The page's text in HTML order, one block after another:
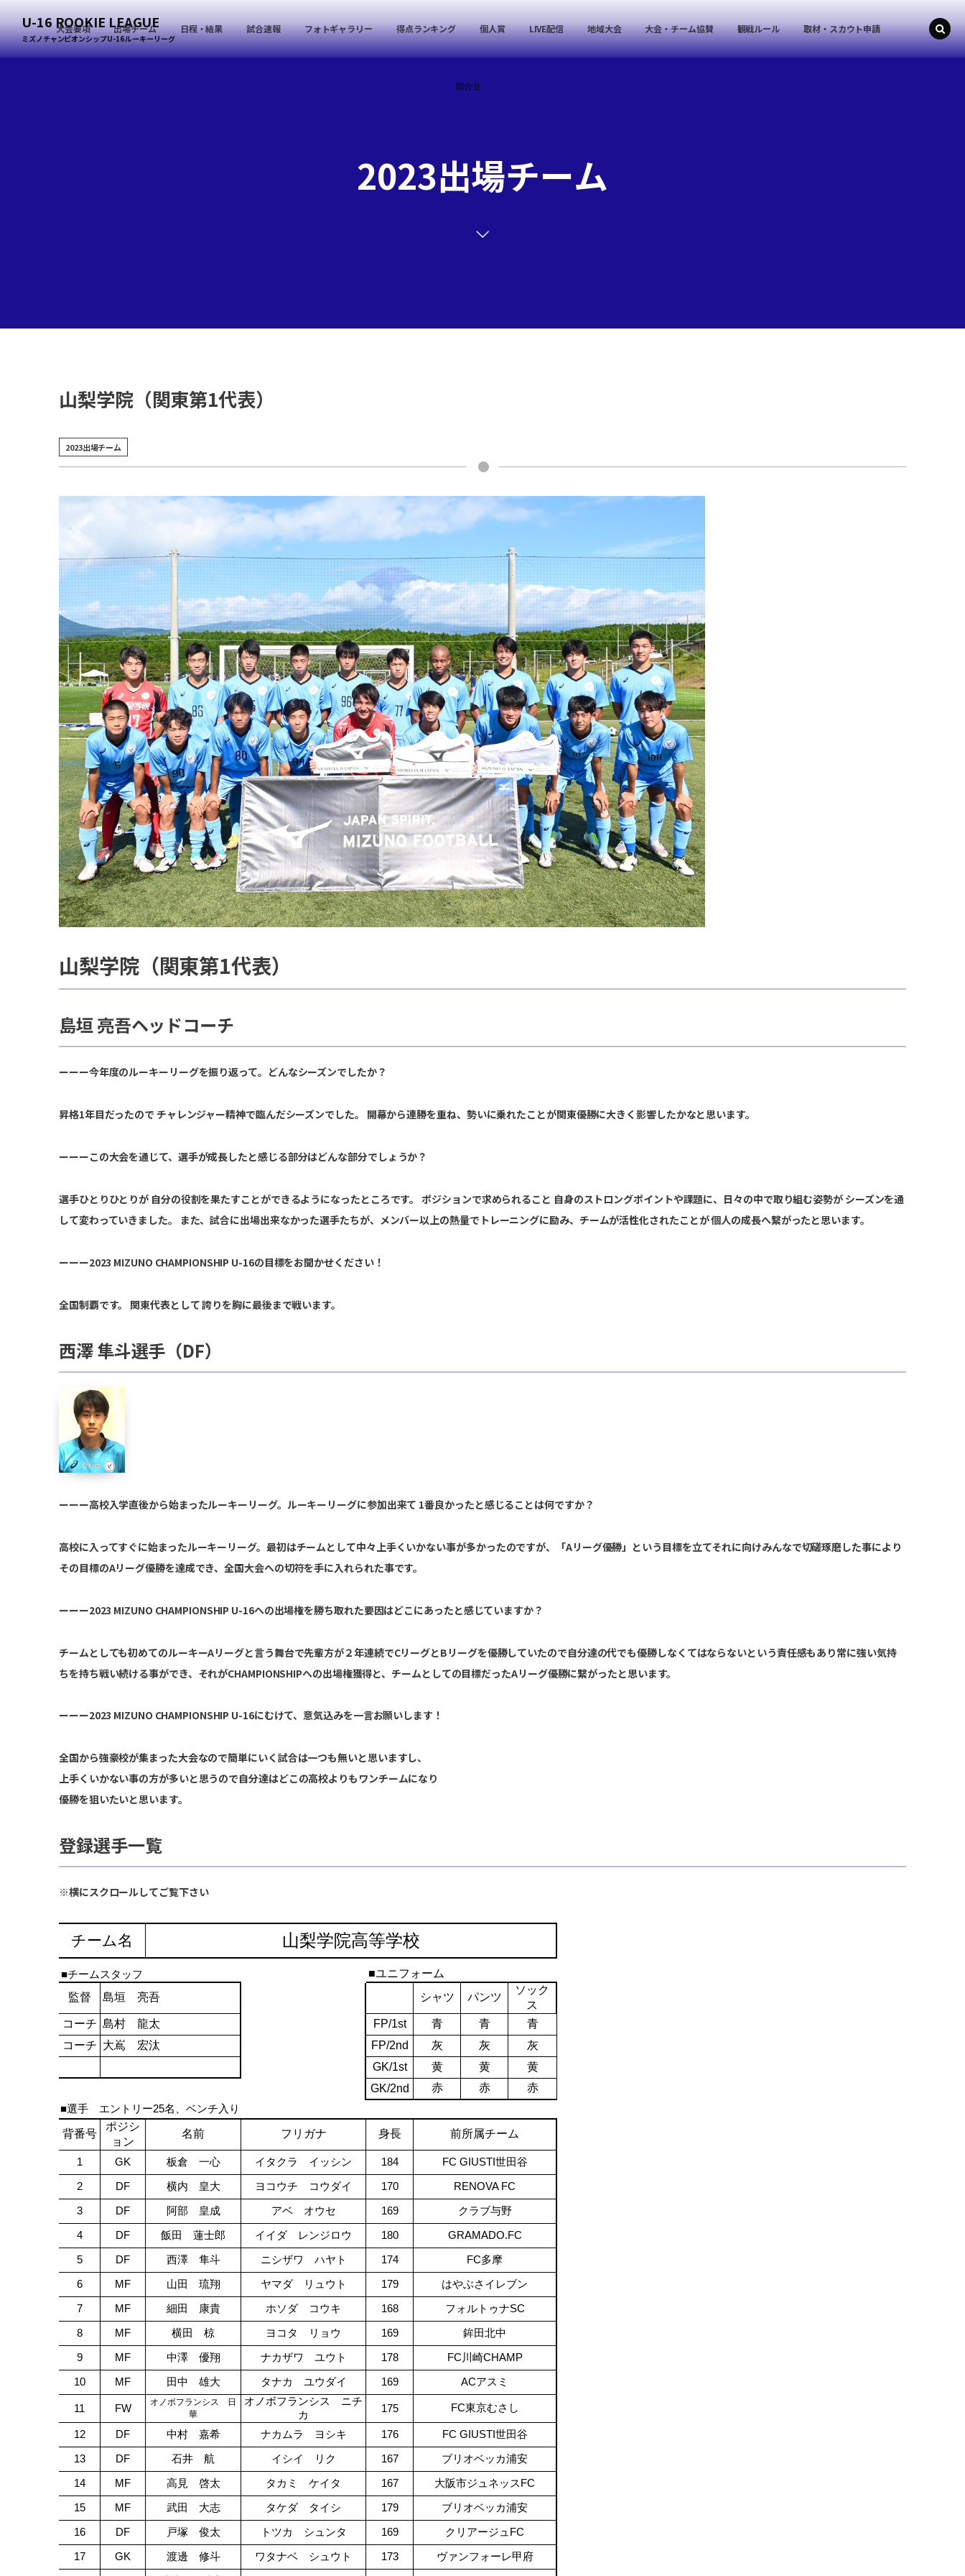
U-16 ROOKIE LEAGUE
ミズノチャンピオンシップU-16 ルーキーリーグ
大会要項 出場チーム 日程・結果 試合速報 フォトギャラリー 得点ランキング 個人賞 LIVE配信 地域大会 大会・チーム協賛 観戦ルール 取材・スカウト申請
問合せ
2023出場チーム
山梨学院（関東第1代表）
2023出場チーム
山梨学院（関東第1代表）
島垣 亮吾ヘッドコーチ
ーーー今年度のルーキーリーグを振り返って。どんなシーズンでしたか？
昇格1年目だったので チャレンジャー精神で臨んだシーズンでした。 開幕から連勝を重ね、勢いに乗れたことが関東優勝に大きく影響したかなと思います。
ーーーこの大会を通じて、選手が成長したと感じる部分はどんな部分でしょうか？
選手ひとりひとりが 自分の役割を果たすことができるようになったところです。 ポジションで求められること 自身のストロングポイントや課題に、日々の中で取り組む姿勢が シーズンを通
して変わっていきました。 また、試合に出場出来なかった選手たちが、メンバー以上の熱量でトレーニングに励み、チームが活性化されたことが 個人の成長へ繋がったと思います。
ーーー2023 MIZUNO CHAMPIONSHIP U-16の目標をお聞かせください！
全国制覇です。 関東代表として 誇りを胸に最後まで戦います。
西澤 隼斗選手（DF）
ーーー高校入学直後から始まったルーキーリーグ。ルーキーリーグに参加出来て 1番良かったと感じることは何ですか？
高校に入ってすぐに始まったルーキーリーグ。最初はチームとして中々上手くいかない事が多かったのですが、「Aリーグ優勝」という目標を立てそれに向けみんなで切磋琢磨した事により
その目標のAリーグ優勝を達成でき、全国大会への切符を手に入れられた事です。
ーーー2023 MIZUNO CHAMPIONSHIP U-16への出場権を勝ち取れた要因はどこにあったと感じていますか？
チームとしても初めてのルーキーAリーグと言う舞台で先輩方が２年連続でCリーグとBリーグを優勝していたので自分達の代でも優勝しなくてはならないという責任感もあり常に強い気持
ちを持ち戦い続ける事ができ、それがCHAMPIONSHIPへの出場権獲得と、チームとしての目標だったAリーグ優勝に繋がったと思います。
ーーー2023 MIZUNO CHAMPIONSHIP U-16にむけて、意気込みを一言お願いします！
全国から強豪校が集まった大会なので簡単にいく試合は一つも無いと思いますし、
上手くいかない事の方が多いと思うので自分達はどこの高校よりもワンチームになり
優勝を狙いたいと思います。
登録選手一覧
※横にスクロールしてご覧下さい